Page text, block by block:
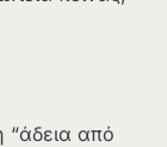
“άδεια από